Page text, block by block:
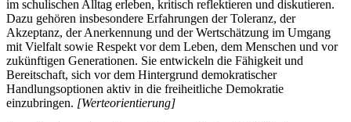
im schulischen Alltag erleben, kritisch reflektieren und diskutieren.
Dazu gehören insbesondere Erfahrungen der Toleranz, der
Akzeptanz, der Anerkennung und der Wertschätzung im Umgang
mit Vielfalt sowie Respekt vor dem Leben, dem Menschen und vor
zukünftigen Generationen. Sie entwickeln die Fähigkeit und
Bereitschaft, sich vor dem Hintergrund demokratischer
Handlungsoptionen aktiv in die freiheitliche Demokratie
einzubringen. [Werteorientierung]